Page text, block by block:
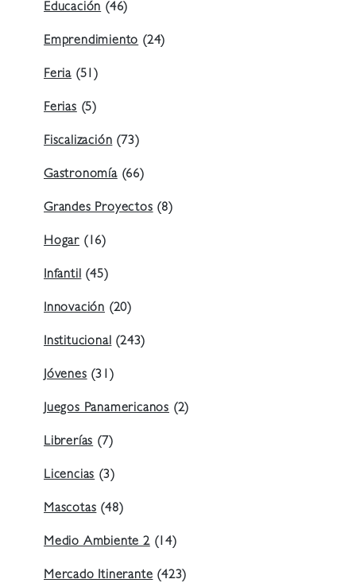
Educación (46)
Emprendimiento (24)
Feria (51)
Ferias (5)
Fiscalización (73)
Gastronomía(66)
Grandes Proyectos (8)
Hogar (16)
Infantil (45)
Innovación (20)
Institucional (243)
Jóvenes (31)
Juegos Panamericanos (2)
Librerías (7)
Licencias (3)
Mascotas (48)
Medio Ambiente 2(14)
Mercado Itinerante (423)